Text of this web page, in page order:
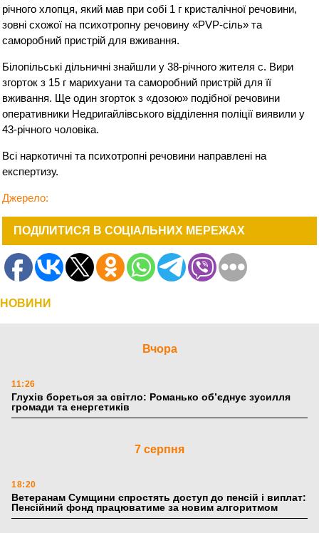
річного хлопця, який мав при собі 1 г кристалічної речовини,
зовні схожої на психотропну речовину «PVP-сіль» та
саморобний пристрій для вживання.
Білопільські дільничні знайшли у 38-річного жителя с. Вири
згорток з 15 г марихуани та саморобний пристрій для її
вживання. Ще один згорток з «дозою» подібної речовини
оперативники Недригайлівського відділення поліції виявили у
43-річного чоловіка.
Всі наркотичні та психотропні речовини направлені на
експертизу.
Джерело:
ПОДІЛИТИСЯ В СОЦІАЛЬНИХ МЕРЕЖАХ
НОВИНИ
Вчора
11:26
Глухів бореться за світло: Романько об’єднує зусилля
громади та енергетиків
7 серпня
18:20
Ветеранам Сумщини спростять доступ до пенсій і виплат:
Пенсійний фонд працюватиме за новим алгоритмом